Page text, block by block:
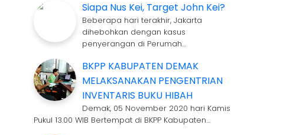
Siapa Nus Kei, Target John Kei?
Beberapa hari terakhir, Jakarta
dihebohkan dengan kasus
penyerangan di Perumah…
BKPP KABUPATEN DEMAK
MELAKSANAKAN PENGENTRIAN
INVENTARIS BUKU HIBAH
Demak, 05 November 2020 hari Kamis
Pukul 13.00 WIB Bertempat di BKPP Kabupaten…